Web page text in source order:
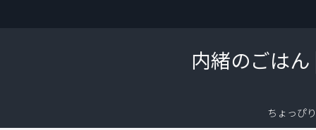
内緒のごは
ちょっぴ